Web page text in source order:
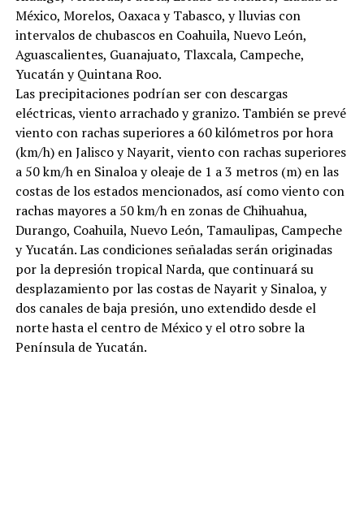
México, Morelos, Oaxaca y Tabasco, y lluvias con
intervalos de chubascos en Coahuila, Nuevo León,
Aguascalientes, Guanajuato, Tlaxcala, Campeche,
Yucatán y Quintana Roo.
Las precipitaciones podrían ser con descargas
eléctricas, viento arrachado y granizo. También se prevé
viento con rachas superiores a 60 kilómetros por hora
(km/h) en Jalisco y Nayarit, viento con rachas superiores
a 50 km/h en Sinaloa y oleaje de 1 a 3 metros (m) en las
costas de los estados mencionados, así como viento con
rachas mayores a 50 km/h en zonas de Chihuahua,
Durango, Coahuila, Nuevo León, Tamaulipas, Campeche
y Yucatán. Las condiciones señaladas serán originadas
por la depresión tropical Narda, que continuará su
desplazamiento por las costas de Nayarit y Sinaloa, y
dos canales de baja presión, uno extendido desde el
norte hasta el centro de México y el otro sobre la
Península de Yucatán.